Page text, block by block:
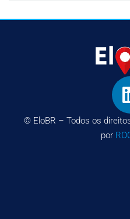
© EloBR – Todos os
por